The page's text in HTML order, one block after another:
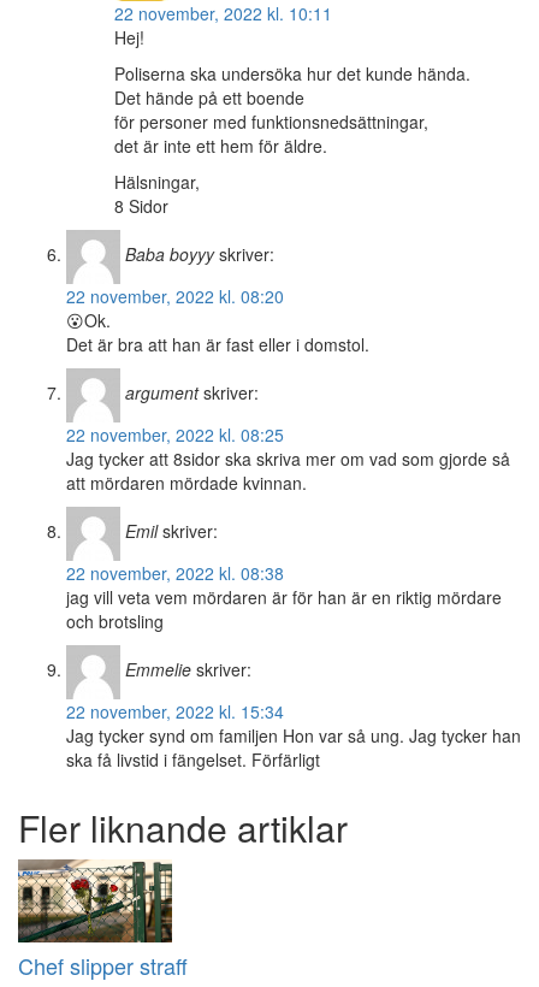
22 november, 2022 kl. 10:11
Hej!
Poliserna ska undersöka hur det kunde hända.
Det hände på ett boende
för personer med funktionsnedsättningar,
det är inte ett hem för äldre.
Hälsningar,
8 Sidor
Baba boyyy skriver:
22 november, 2022 kl. 08:20
😮Ok.
Det är bra att han är fast eller i domstol.
argument skriver:
22 november, 2022 kl. 08:25
Jag tycker att 8sidor ska skriva mer om vad som gjorde så
att mördaren mördade kvinnan.
Emil skriver:
22 november, 2022 kl. 08:38
jag vill veta vem mördaren är för han är en riktig mördare
och brotsling
Emmelie skriver:
22 november, 2022 kl. 15:34
Jag tycker synd om familjen Hon var så ung. Jag tycker han
ska få livstid i fängelset. Förfärligt
Fler liknande artiklar
Chef slipper straff